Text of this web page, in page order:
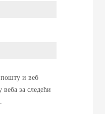
пошту и веб
за следећи